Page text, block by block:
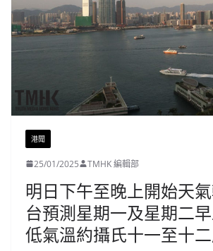
港聞
25/01/2025 TMHK 編輯部
明日下午至晚上開始天
台預測星期一及星期二
低氣溫約攝氏十一至十